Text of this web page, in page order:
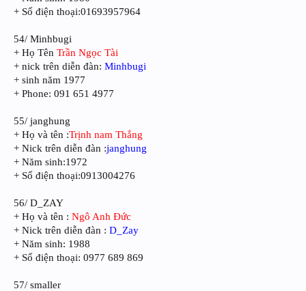
+ Số điện thoại:01693957964
54/ Minhbugi
+ Họ Tên Trần Ngọc Tài
+ nick trên diễn đàn: Minhbugi
+ sinh năm 1977
+ Phone: 091 651 4977
55/ janghung
+ Họ và tên :Trịnh nam Thắng
+ Nick trên diễn đàn :janghung
+ Năm sinh:1972
+ Số điện thoại:0913004276
56/ D_ZAY
+ Họ và tên : Ngô Anh Đức
+ Nick trên diễn đàn : D_Zay
+ Năm sinh: 1988
+ Số điện thoại: 0977 689 869
57/ smaller